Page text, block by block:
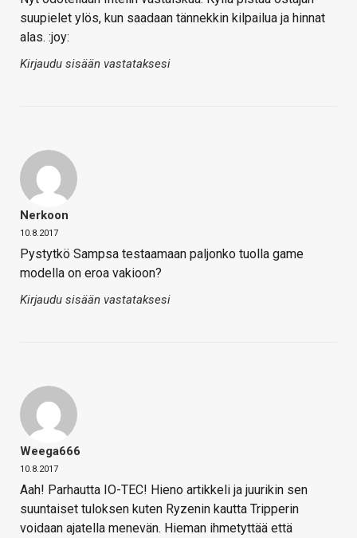
suupielet ylös, kun saadaan tännekkin kilpailua ja hinnat
alas. :joy:
Kirjaudu sisään vastataksesi
Nerkoon
10.8.2017
Pystytkö Sampsa testaamaan paljonko tuolla game
modella on eroa vakioon?
Kirjaudu sisään vastataksesi
Weega666
10.8.2017
Aah! Parhautta IO-TEC! Hieno artikkeli ja juurikin sen
suuntaiset tuloksen kuten Ryzenin kautta Tripperin
voidaan ajatella menevän. Hieman ihmetyttää että